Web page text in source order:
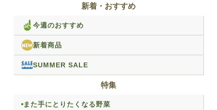
新着・おすすめ
今週のおすすめ
新着商品
SUMMER SALE
特集
また手にとりたくなる野菜